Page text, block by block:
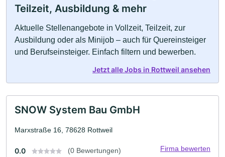
Teilzeit, Ausbildung & mehr
Aktuelle Stellenangebote in Vollzeit, Teilzeit, zur
Ausbildung oder als Minijob – auch für Quereinsteiger
und Berufseinsteiger. Einfach filtern und bewerben.
Jetzt alle Jobs in Rottweil ansehen
SNOW System Bau GmbH
Marxstraße 16, 78628 Rottweil
0.0 (0 Bewertungen) Firma bewerten